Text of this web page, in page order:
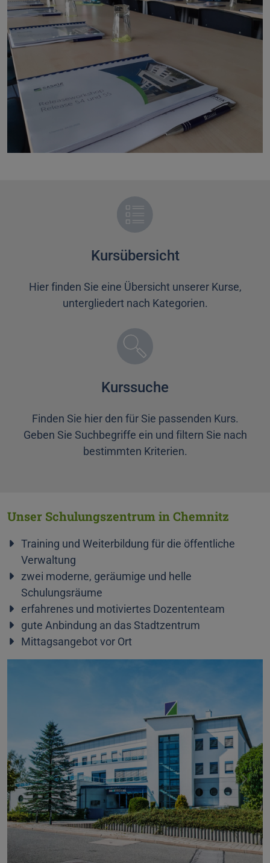
Kursübersicht
Hier finden Sie eine Übersicht unserer Kurse,
untergliedert nach Kategorien.
Kurssuche
Finden Sie hier den für Sie passenden Kurs.
Geben Sie Suchbegriffe ein und filtern Sie nach
bestimmten Kriterien.
Previous Next
Unser Schulungszentrum in Chemnitz
Training und Weiterbildung für die öffentliche
Verwaltung
zwei moderne, geräumige und helle
Schulungsräume
erfahrenes und motiviertes Dozententeam
gute Anbindung an das Stadtzentrum
Mittagsangebot vor Ort